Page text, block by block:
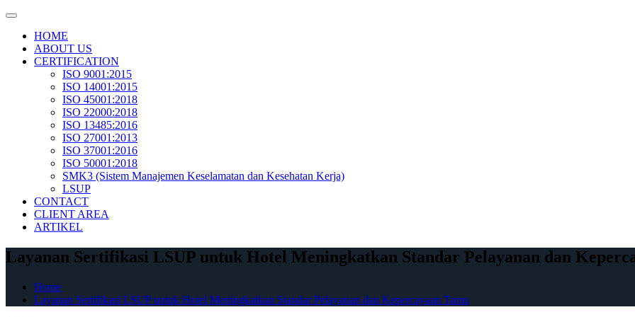
Skip
contentHOME
ABOUT US
CERTIFICATION
ISO 9001:2015
ISO 14001:2015
ISO 45001:2018
ISO 22000:2018
ISO 13485:2016
ISO 27001:2013
ISO 37001:2016
ISO 50001:2018
SMK3 (Sistem Manajemen Keselamatan dan Kesehatan Kerja)
LSUP
CONTACT
CLIENT AREA
ARTIKEL
Layanan Sertifikasi LSUP untuk Hotel Meningkatkan Standar Pelayanan dan
Home
Layanan Sertifikasi LSUP untuk Hotel Meningkatkan Standar Pelayanan dan Kepercayaan Tamu